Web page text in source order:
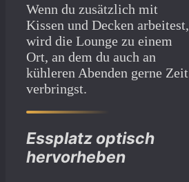
Wenn du zusätzlich mit
Kissen und Decken arbeitest,
wird die Lounge zu einem
Ort, an dem du auch an
kühleren Abenden gerne Zeit
verbringst.
Essplatz optisch
hervorheben